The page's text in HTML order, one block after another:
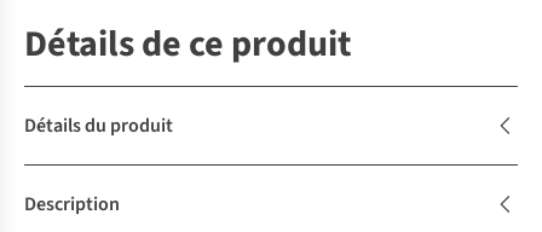
Détails de ce produit
Détails du produit
Description